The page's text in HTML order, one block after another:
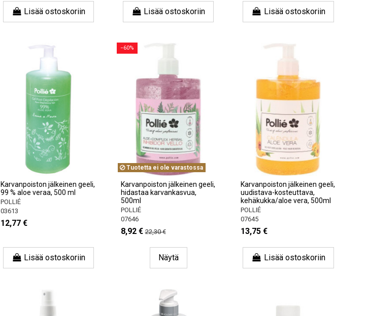
Lisää ostoskoriin Lisää ostoskoriin Lisää ostoskoriin
Karvanpoiston jälkeinen geeli,
99 % aloe veraa, 500 ml
POLLIÉ
03613
12,77 €
Lisää ostoskoriin
−60%
Tuotetta ei ole varastossa
Karvanpoiston jälkeinen geeli,
hidastaa karvankasvua,
500ml
POLLIÉ
07646
8,92 € 22,30 €
Näytä
Karvanpoiston jälkeinen geeli,
uudistava-kosteuttava,
kehäkukka/aloe vera, 500ml
POLLIÉ
07645
13,75 €
Lisää ostoskoriin